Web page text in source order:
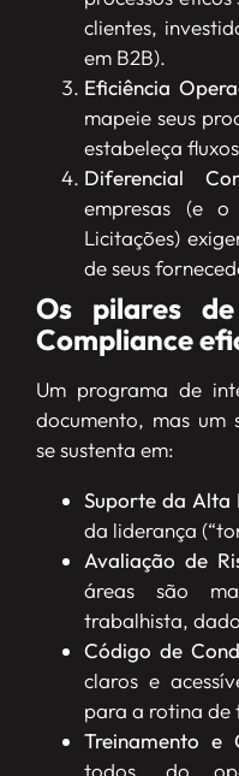
clientes,
em B2B).
Eficiência
mapeie seus
estabeleça
Diferencial
empresas (e
Licitações)
de seus
Os pilares
Compliance
Um programa de
documento, mas um
se sustenta em:
Suporte da Alta
da liderança
Avaliação de
áreas são
trabalhista,
Código de
claros e
para a rotina de
Treinamento e
todos, do